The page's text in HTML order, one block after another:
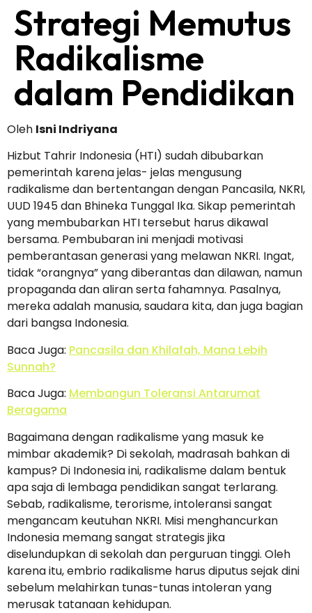
Strategi Memutus
Radikalisme
dalam Pendidikan
Oleh Isni Indriyana
Hizbut Tahrir Indonesia (HTI) sudah dibubarkan
pemerintah karena jelas- jelas mengusung
radikalisme dan bertentangan dengan Pancasila, NKRI,
UUD 1945 dan Bhineka Tunggal Ika. Sikap pemerintah
yang membubarkan HTI tersebut harus dikawal
bersama. Pembubaran ini menjadi motivasi
pemberantasan generasi yang melawan NKRI. Ingat,
tidak “orangnya” yang diberantas dan dilawan, namun
propaganda dan aliran serta fahamnya. Pasalnya,
mereka adalah manusia, saudara kita, dan juga bagian
dari bangsa Indonesia.
Baca Juga: Pancasila dan Khilafah, Mana Lebih
Sunnah?
Baca Juga: Membangun Toleransi Antarumat
Beragama
Bagaimana dengan radikalisme yang masuk ke
mimbar akademik? Di sekolah, madrasah bahkan di
kampus? Di Indonesia ini, radikalisme dalam bentuk
apa saja di lembaga pendidikan sangat terlarang.
Sebab, radikalisme, terorisme, intoleransi sangat
mengancam keutuhan NKRI. Misi menghancurkan
Indonesia memang sangat strategis jika
diselundupkan di sekolah dan perguruan tinggi. Oleh
karena itu, embrio radikalisme harus diputus sejak dini
sebelum melahirkan tunas-tunas intoleran yang
merusak tatanaan kehidupan.